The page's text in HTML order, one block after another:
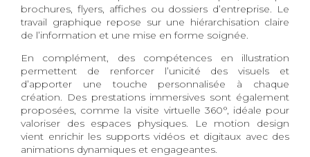
brochures, flyers, affiches ou dossiers d’entreprise. Le
travail graphique repose sur une hiérarchisation claire
de l’information et une mise en forme soignée.
En complément, des compétences en illustration
permettent de renforcer l’unicité des visuels et
d’apporter une touche personnalisée à chaque
création. Des prestations immersives sont également
proposées, comme la visite virtuelle 360°, idéale pour
valoriser des espaces physiques. Le motion design
vient enrichir les supports vidéos et digitaux avec des
animations dynamiques et engageantes.